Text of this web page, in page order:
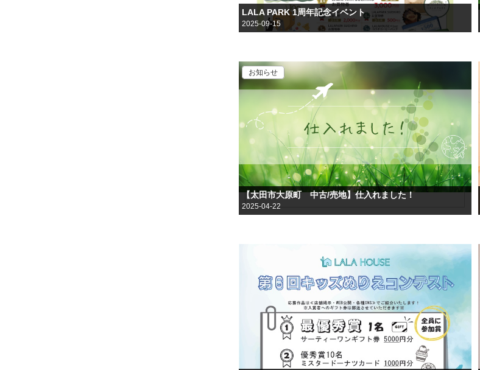
LALA PARK 1周年記念イベント
2025-09-15
お知らせ
【太田市大原町 中古/売地】仕入れました！
2025-04-22